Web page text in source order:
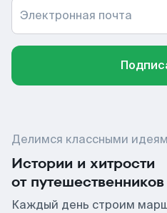
Электронная почта
Делимся классными
Истории и хитрости
от путешественников
Каждый день строим